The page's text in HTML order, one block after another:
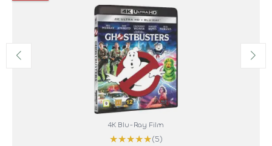
4K Blu-Ray Film
★★★★★(5)